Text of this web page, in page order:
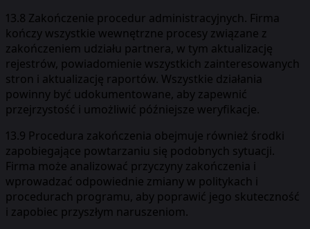
13.8 Zakończenie procedur administracyjnych. Firma
kończy wszystkie wewnętrzne procesy związane z
zakończeniem udziału partnera, w tym aktualizację
rejestrów, powiadomienie wszystkich zainteresowanych
stron i aktualizację raportów. Wszystkie działania
powinny być udokumentowane, aby zapewnić
przejrzystość i umożliwić późniejsze weryfikacje.
13.9 Procedura zakończenia obejmuje również środki
zapobiegające powtarzaniu się podobnych sytuacji.
Firma może analizować przyczyny zakończenia i
wprowadzać odpowiednie zmiany w politykach i
procedurach programu, aby poprawić jego skuteczność
i zapobiec przyszłym naruszeniom.